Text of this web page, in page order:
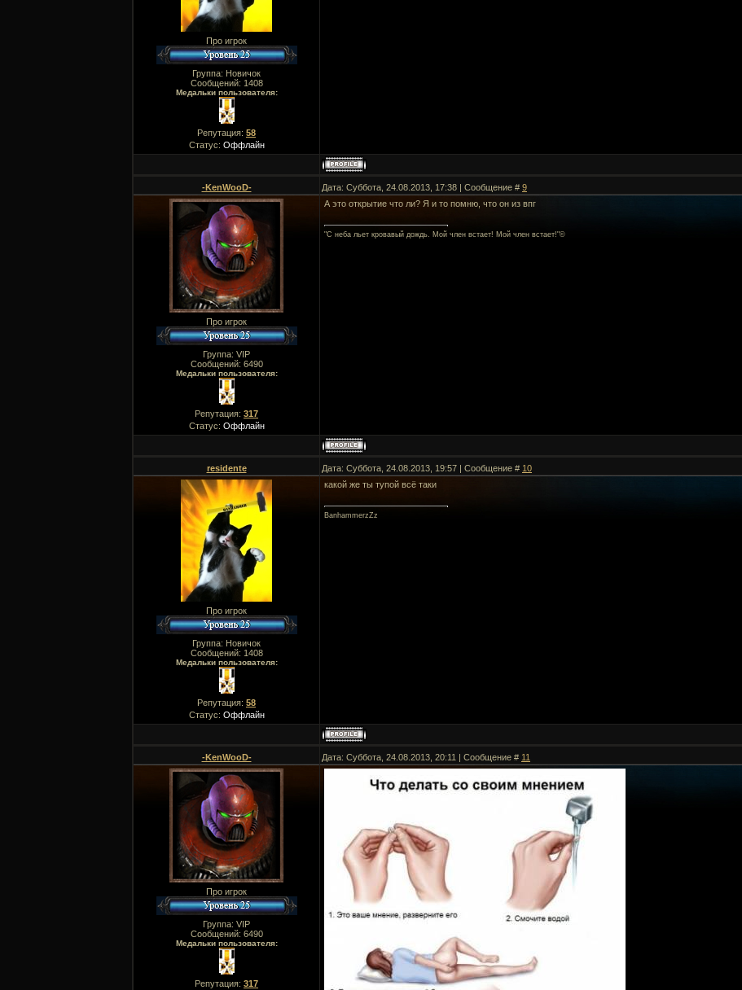
Про игрок
Группа: Новичок
Сообщений: 1408
Медальки пользователя:
Репутация: 58
Статус: Оффлайн
-KenWooD- Дата: Суббота, 24.08.2013, 17:38 | Сообщение # 9
Про игрок
Группа: VIP
Сообщений: 6490
Медальки пользователя:
Репутация: 317
Статус: Оффлайн
А это открытие что ли? Я и то помню, что он из впг
"C неба льет кровавый дождь. Мой член встает! Мой член встает!"©
residente Дата: Суббота, 24.08.2013, 19:57 | Сообщение # 10
Про игрок
Группа: Новичок
Сообщений: 1408
Медальки пользователя:
Репутация: 58
Статус: Оффлайн
какой же ты тупой всё таки
BanhammerzZz
-KenWooD- Дата: Суббота, 24.08.2013, 20:11 | Сообщение # 11
Про игрок
Группа: VIP
Сообщений: 6490
Медальки пользователя:
Репутация: 317